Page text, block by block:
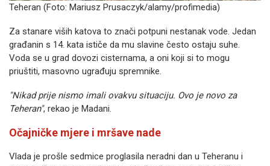
Teheran (Foto: Mariusz Prusaczyk/alamy/profimedia)
Za stanare viših katova to znači potpuni nestanak vode. Jedan
građanin s 14. kata ističe da mu slavine često ostaju suhe.
Voda se u grad dovozi cisternama, a oni koji si to mogu
priuštiti, masovno ugrađuju spremnike.
"Nikad prije nismo imali ovakvu situaciju. Ovo je novo za
Teheran", rekao je Madani.
Očajničke mjere i mršave nade
Vlada je prošle sedmice proglasila neradni dan u Teheranu i